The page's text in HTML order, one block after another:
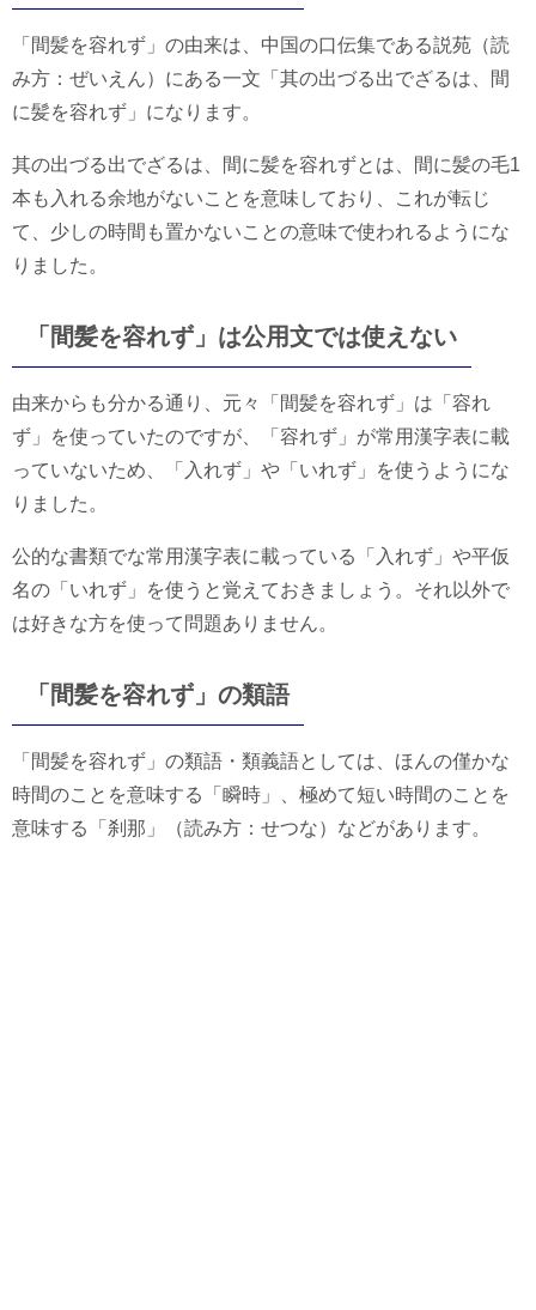
「間髪を容れず」の由来は、中国の口伝集である説苑（読
み方：ぜいえん）にある一文「其の出づる出でざるは、間
に髪を容れず」になります。
其の出づる出でざるは、間に髪を容れずとは、間に髪の毛1
本も入れる余地がないことを意味しており、これが転じ
て、少しの時間も置かないことの意味で使われるようにな
りました。
「間髪を容れず」は公用文では使えない
由来からも分かる通り、元々「間髪を容れず」は「容れ
ず」を使っていたのですが、「容れず」が常用漢字表に載
っていないため、「入れず」や「いれず」を使うようにな
りました。
公的な書類でな常用漢字表に載っている「入れず」や平仮
名の「いれず」を使うと覚えておきましょう。それ以外で
は好きな方を使って問題ありません。
「間髪を容れず」の類語
「間髪を容れず」の類語・類義語としては、ほんの僅かな
時間のことを意味する「瞬時」、極めて短い時間のことを
意味する「刹那」（読み方：せつな）などがあります。